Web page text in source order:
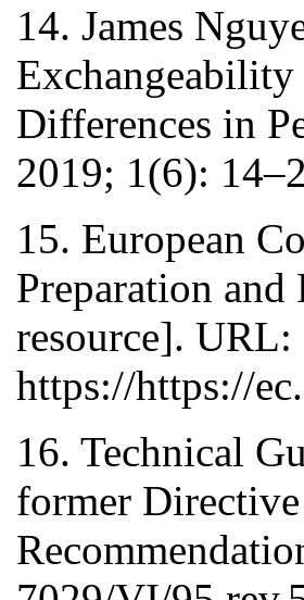
14. James
Exchangeability
Differences in
2019; 1(6):
15. European
Preparation
resource]. URL:
https://https://
16. Technical
former